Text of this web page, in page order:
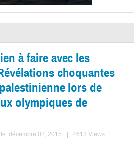
à faire avec les
choquantes
lors de
olympiques de
décembre 02, 2015 4613 Views